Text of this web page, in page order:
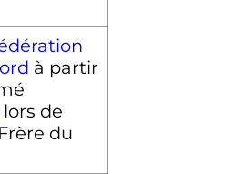
à partir
lors de
du